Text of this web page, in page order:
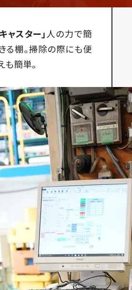
ャスター」 人の力で簡
る棚。掃除の際にも便
簡単。